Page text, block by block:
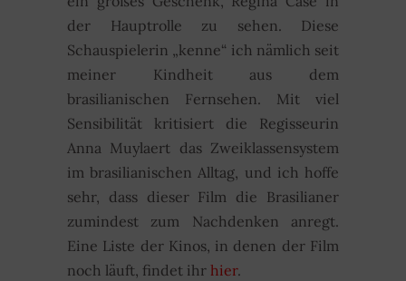
der Hauptrolle zu sehen. Diese
Schauspielerin „kenne“ ich nämlich seit
meiner Kindheit aus dem
brasilianischen Fernsehen. Mit viel
Sensibilität kritisiert die Regisseurin
Anna Muylaert das Zweiklassensystem
im brasilianischen Alltag, und ich hoffe
sehr, dass dieser Film die Brasilianer
zumindest zum Nachdenken anregt.
Eine Liste der Kinos, in denen der Film
noch läuft, findet ihr hier.